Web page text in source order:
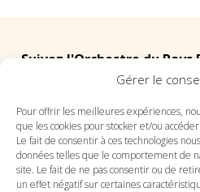
Gérer le
Pour offrir les meilleures expériences,
que les cookies pour stocker et/ou
Le fait de consentir à ces technologies
données telles que le comportement de
site. Le fait de ne pas consentir ou de
un effet négatif sur certaines
Suivez l'Orchestre du Pays
Suivez le conservatoire